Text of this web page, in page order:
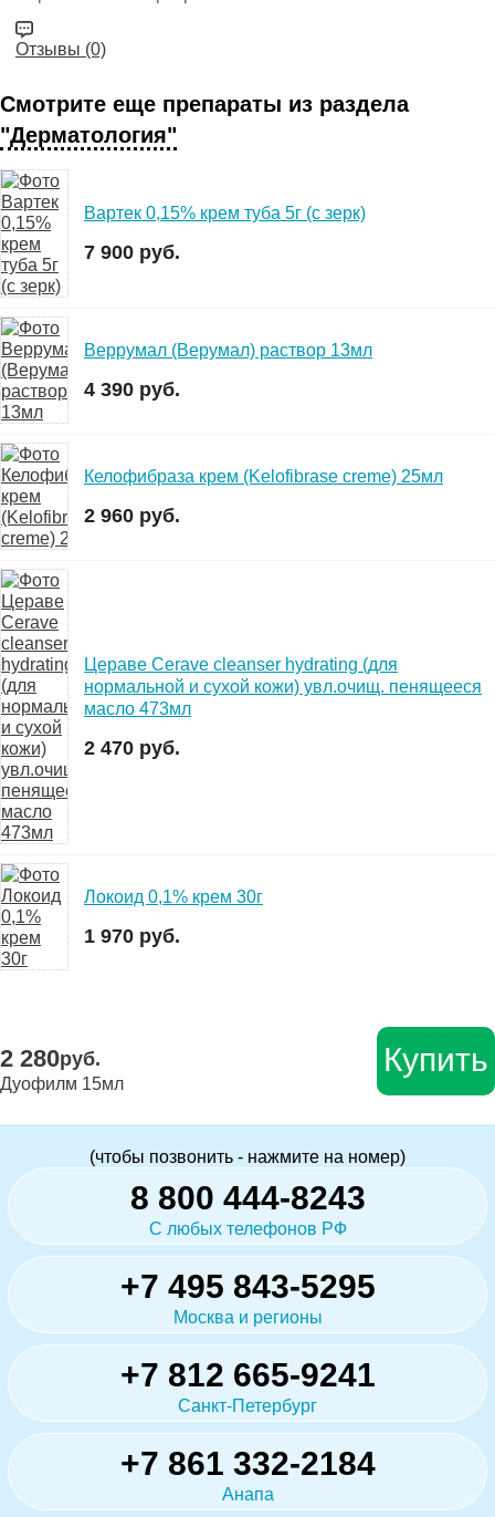
Отзывы (0)
Смотрите еще препараты из раздела
"Дерматология"
Вартек 0,15% крем туба 5г (с зерк)
7 900 руб.
Веррумал (Верумал) раствор 13мл
4 390 руб.
Келофибраза крем (Kelofibrase creme) 25мл
2 960 руб.
Цераве Cerave cleanser hydrating (для
нормальной и сухой кожи) увл.очищ. пенящееся
масло 473мл
2 470 руб.
Локоид 0,1% крем 30г
1 970 руб.
2 280руб.
Дуофилм 15мл
Купить
(чтобы позвонить - нажмите на номер)
8 800 444-8243
С любых телефонов РФ
+7 495 843-5295
Москва и регионы
+7 812 665-9241
Санкт-Петербург
+7 861 332-2184
Анапа